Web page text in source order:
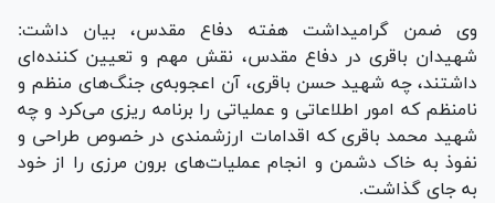
وی ضمن گرامیداشت هفته دفاع مقدس، بیان داشت:
شهیدان باقری در دفاع مقدس، نقش مهم و تعیین کننده‌ای
داشتند، چه شهید حسن باقری، آن اعجوبه‌ی جنگ‌های منظم و
نامنظم که امور اطلاعاتی و عملیاتی را برنامه ریزی می‌کرد و چه
شهید محمد باقری که اقدامات ارزشمندی در خصوص طراحی و
نفوذ به خاک دشمن و انجام عملیات‌های برون مرزی را از خود
به جای گذاشت.